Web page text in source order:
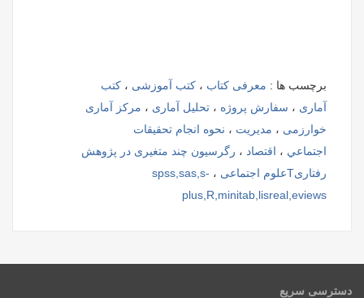
برچسب ها : معرفی کتاب ، کتب آموزشی ، کتب
آماری ، سفارش پروژه ، تحلیل آماری ، مرکز آماری
خوارزمی ، مدیریت ، نحوه انجام تحقيقات
اجتماعي ، اقتصاد ، رگرسیون چند متغیری در پژوهش
رفتاریTعلوم اجتماعی
، spss,sas,s-
plus,R,minitab,lisreal,eviews
دسترسی سریع